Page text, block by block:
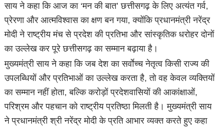
साय ने कहा कि आज का ‘मन की बात’ छत्तीसगढ़ के लिए अत्यंत गर्व,
प्रेरणा और आत्मविश्वास का क्षण बन गया, क्योंकि प्रधानमंत्री नरेंद्र
मोदी ने राष्ट्रीय मंच से प्रदेश की प्रतिभा और सांस्कृतिक धरोहर दोनों
का उल्लेख कर पूरे छत्तीसगढ़ का सम्मान बढ़ाया है।
मुख्यमंत्री साय ने कहा कि जब देश का सर्वाेच्च नेतृत्व किसी राज्य की
उपलब्धियों और प्रतिभाओं का उल्लेख करता है, तो वह केवल व्यक्तियों
का सम्मान नहीं होता, बल्कि करोड़ों प्रदेशवासियों की आकांक्षाओं,
परिश्रम और पहचान को राष्ट्रीय प्रतिष्ठा मिलती है। मुख्यमंत्री साय
ने प्रधानमंत्री श्री नरेंद्र मोदी के प्रति आभार व्यक्त करते हुए कहा